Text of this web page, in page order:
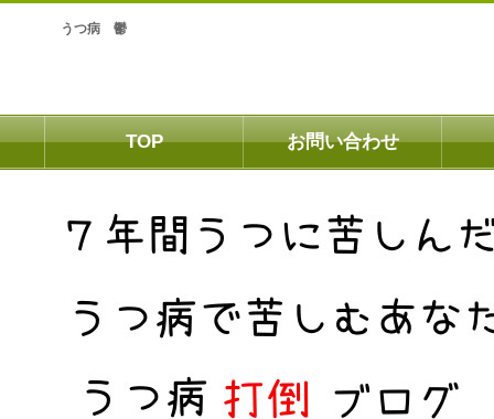
うつ病 鬱
TOP お問い合わせ